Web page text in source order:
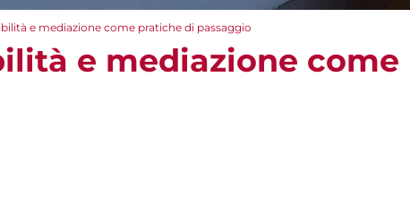
e mediazione come pratiche di passaggio
e mediazione come